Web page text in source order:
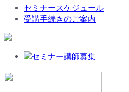
セミナースケジュール
受講手続きのご案内